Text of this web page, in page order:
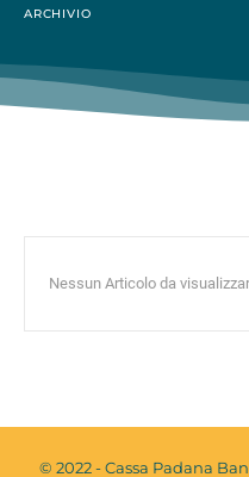
ARCHIVIO
Nessun Articolo da
© 2022 - Cassa Padana